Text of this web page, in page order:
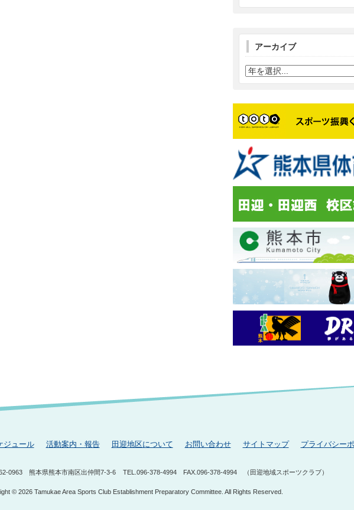
アーカイブ
ジュール 活動案内・報告 田迎地区について お問い合わせ サイトマップ プライバシー
0963 熊本県熊本市南区出仲間7-3-6 TEL.096-378-4994 FAX.096-378-4994 （田迎地域スポーツクラブ）
© 2026 Tamukae Area Sports Club Establishment Preparatory Committee. All Rights Reserved.